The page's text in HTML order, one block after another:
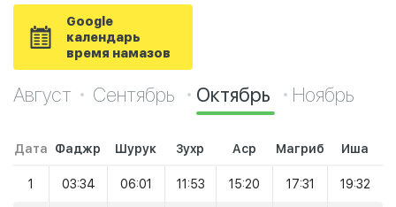
Google
календарь
время намазов
Август Сентябрь Октябрь Ноябрь
Дата Фаджр Шурук Зухр Аср Магриб Иша
1 03:34 06:01 11:53 15:20 17:31 19:32